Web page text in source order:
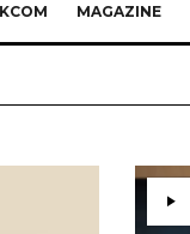
MAGAZINE